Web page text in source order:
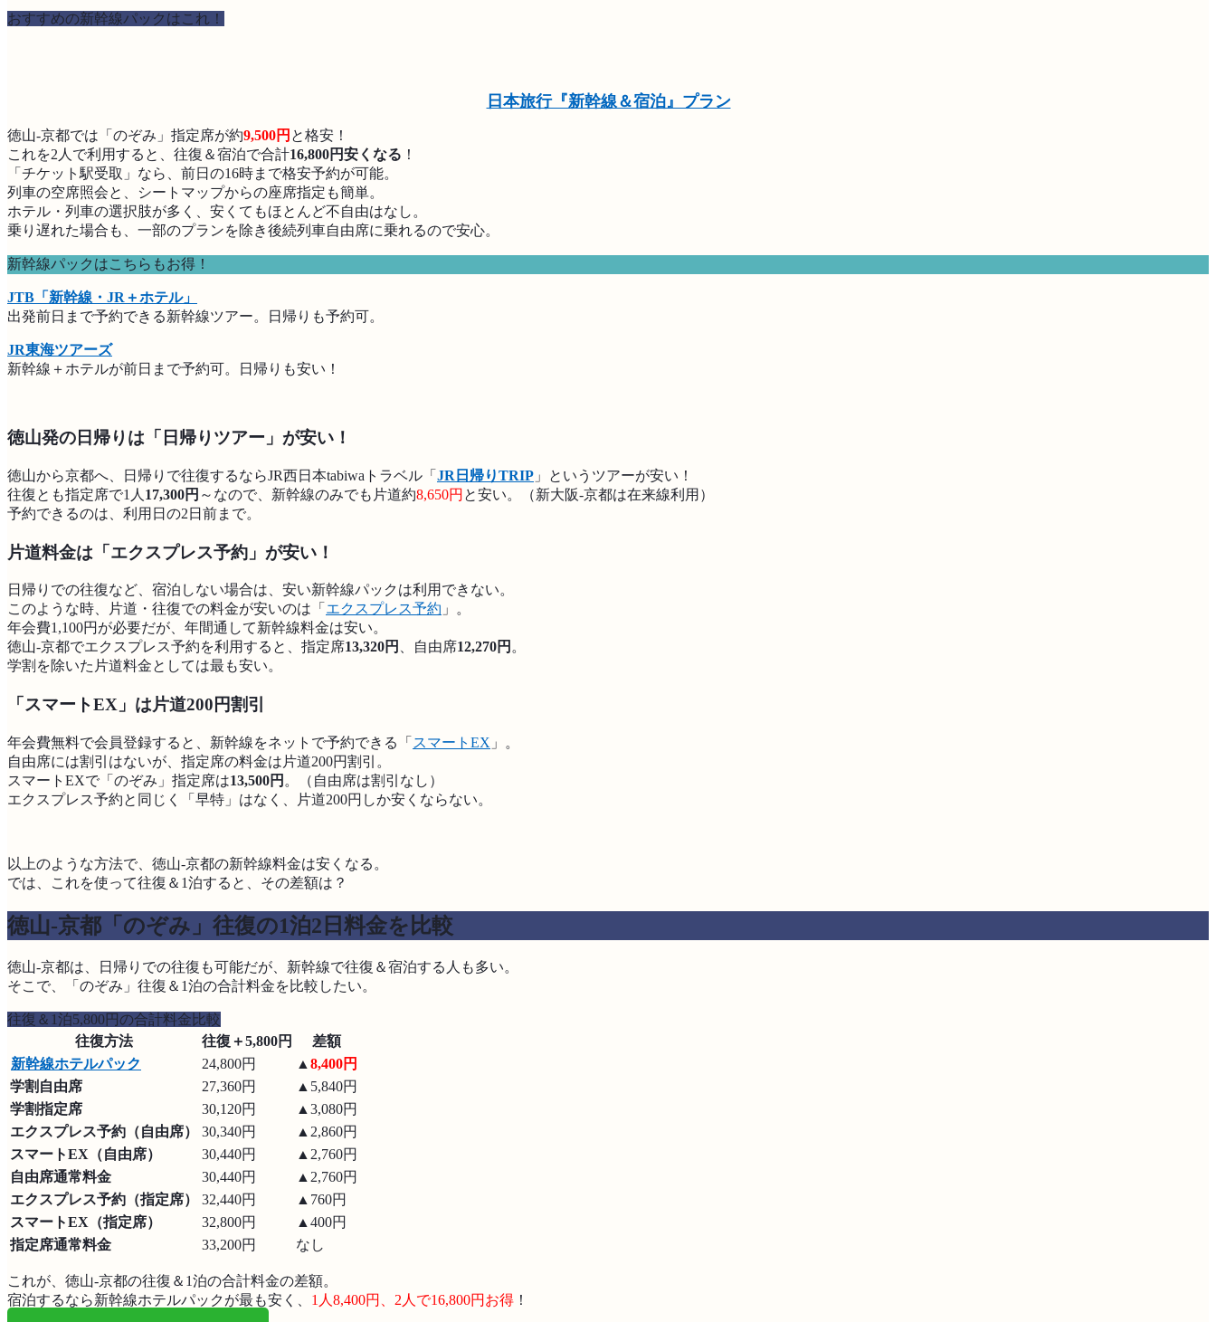
おすすめの新幹線パックはこれ！
日本旅行『新幹線＆宿泊』プラン
徳山-京都では「のぞみ」指定席が約9,500円 と格安！
これを2人で利用すると、往復＆宿泊で合計16,800円安くなる ！
「チケット駅受取」なら、前日の16時まで格安予約が可能。
列車の空席照会と、シートマップからの座席指定も簡単。
ホテル・列車の選択肢が多く、安くてもほとんど不自由はなし。
乗り遅れた場合も、一部のプランを除き後続列車自由席に乗れるので安心。
新幹線パックはこちらもお得！
JTB「新幹線・JR＋ホテル」
出発前日まで予約できる新幹線ツアー。日帰りも予約可。
JR東海ツアーズ
新幹線＋ホテルが前日まで予約可。日帰りも安い！
徳山発の日帰りは「日帰りツアー」が安い！
徳山から京都へ、日帰りで往復するならJR西日本tabiwaトラベル「 JR日帰りTRIP 」というツアーが安い！
往復とも指定席で1人 17,300円 ～なので、新幹線のみでも片道約8,650円 と安い。（新大阪-京都は在来線利用）
予約できるのは、利用日の2日前まで。
片道料金は「エクスプレス予約」が安い！
日帰りでの往復など、宿泊しない場合は、安い新幹線パックは利用できない。
このような時、片道・往復での料金が安いのは「 エクスプレス予約 」。
年会費1,100円が必要だが、年間通して新幹線料金は安い。
徳山‐京都でエクスプレス予約を利用すると、指定席13,320円 、自由席12,270円 。
学割を除いた片道料金としては最も安い。
「スマートEX」は片道200円割引
年会費無料で会員登録すると、新幹線をネットで予約できる「 スマートEX 」。
自由席には割引はないが、指定席の料金は片道200円割引。
スマートEXで「のぞみ」指定席は13,500円 。（自由席は割引なし）
エクスプレス予約と同じく「早特」はなく、片道200円しか安くならない。
以上のような方法で、徳山‐京都の新幹線料金は安くなる。
では、これを使って往復＆1泊すると、その差額は？
徳山-京都「のぞみ」往復の1泊2日料金を比較
徳山‐京都は、日帰りでの往復も可能だが、新幹線で往復＆宿泊する人も多い。
そこで、「のぞみ」往復＆1泊の合計料金を比較したい。
往復＆1泊5,800円の合計料金比較
往復方法
往復＋5,800円
差額
新幹線ホテルパック
24,800円 ▲ 8,400円
学割自由席
27,360円
▲5,840円
学割指定席
30,120円
▲3,080円
エクスプレス予約（自由席）
30,340円
▲2,860円
スマートEX（自由席）
30,440円
▲2,760円
自由席通常料金
30,440円
▲2,760円
エクスプレス予約（指定席）
32,440円
▲760円
スマートEX（指定席）
32,800円
▲400円
指定席通常料金
33,200円 なし
これが、徳山‐京都の往復＆1泊の合計料金の差額。
宿泊するなら新幹線ホテルパックが最も安く、 1人8,400円、2人で16,800円お得 ！